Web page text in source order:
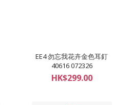
EE4 勿忘我花卉金色耳釘
40616 072326
HK$299.00